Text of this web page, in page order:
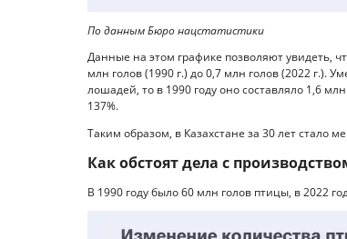
По данным Бюро нацстатистики
Данные на этом графике позволяют увидеть,
млн голов (1990 г.) до 0,7 млн голов (2022 г.).
лошадей, то в 1990 году оно составляло 1,6
137%.
Таким образом, в Казахстане за 30 лет
Как обстоят дела с
В 1990 году было 60 млн голов птицы, в 2022